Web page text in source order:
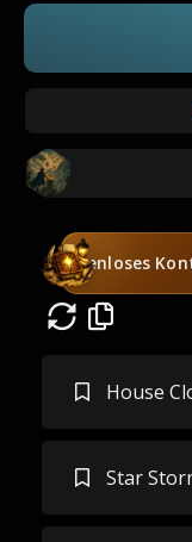
Kostenloses
House
Star